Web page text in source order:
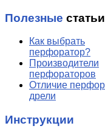
Полезные статьи
Как выбрать
перфоратор?
Производители
перфораторов
Отличие
дрели
Инструкции